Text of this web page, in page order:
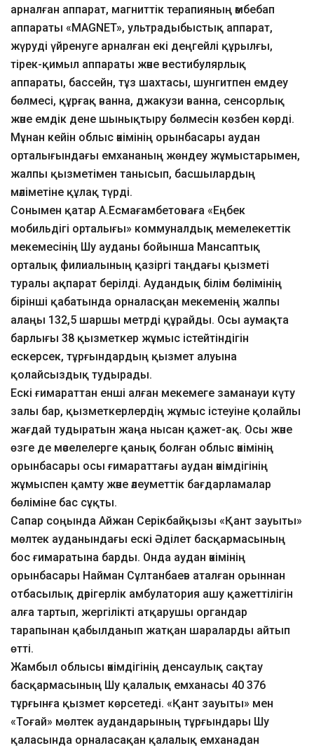
арналған аппарат, магниттік терапияның әмбебап
аппараты «MAGNET», ультрадыбыстық аппарат,
жүруді үйренуге арналған екі деңгейлі құрылғы,
тірек-қимыл аппараты және вестибулярлық
аппараты, бассейн, тұз шахтасы, шунгитпен емдеу
бөлмесі, құрғақ ванна, джакузи ванна, сенсорлық
және емдік дене шынықтыру бөлмесін көзбен көрді.
Мұнан кейін облыс әкімінің орынбасары аудан
орталығындағы емхананың жөндеу жұмыстарымен,
жалпы қызметімен танысып, басшылардың
мәліметіне құлақ түрді.
Сонымен қатар А.Есмағамбетоваға «Еңбек
мобильдігі орталығы» коммуналдық мемелекеттік
мекемесінің Шу ауданы бойынша Мансаптық
орталық филиалының қазіргі таңдағы қызметі
туралы ақпарат берілді. Аудандық білім бөлімінің
бірінші қабатында орналасқан мекеменің жалпы
алаңы 132,5 шаршы метрді құрайды. Осы аумақта
барлығы 38 қызметкер жұмыс істейтіндігін
ескерсек, тұрғындардың қызмет алуына
қолайсыздық тудырады.
Ескі ғимараттан енші алған мекемеге заманауи күту
залы бар, қызметкерлердің жұмыс істеуіне қолайлы
жағдай тудыратын жаңа нысан қажет-ақ. Осы және
өзге де мәселелерге қанық болған облыс әкімінің
орынбасары осы ғимараттағы аудан әкімдігінің
жұмыспен қамту және әлеуметтік бағдарламалар
бөліміне бас сұқты.
Сапар соңында Айжан Серікбайқызы «Қант зауыты»
мөлтек ауданындағы ескі Әділет басқармасының
бос ғимаратына барды. Онда аудан әкімінің
орынбасары Найман Сұлтанбаев аталған орыннан
отбасылық дәрігерлік амбулатория ашу қажеттілігін
алға тартып, жергілікті атқарушы органдар
тарапынан қабылданып жатқан шараларды айтып
өтті.
Жамбыл облысы әкімдігінің денсаулық сақтау
басқармасының Шу қалалық емханасы 40 376
тұрғынға қызмет көрсетеді. «Қант зауыты» мен
«Тоғай» мөлтек аудандарының тұрғындары Шу
қаласында орналасақан қалалық емханадан